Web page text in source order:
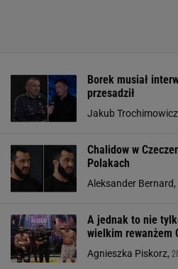
Borek musiał
przesadził
Jakub
Chalidow w
Polakach
Aleksander Bernard,
A jednak to nie
wielkim rewanżem
Agnieszka Piskorz,